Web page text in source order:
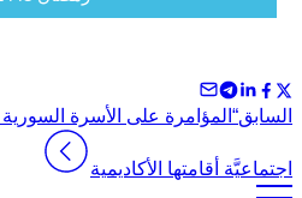
السابق“المؤامرة على الأسرة
اجتماعيَّة أقامتها الأكاديمية